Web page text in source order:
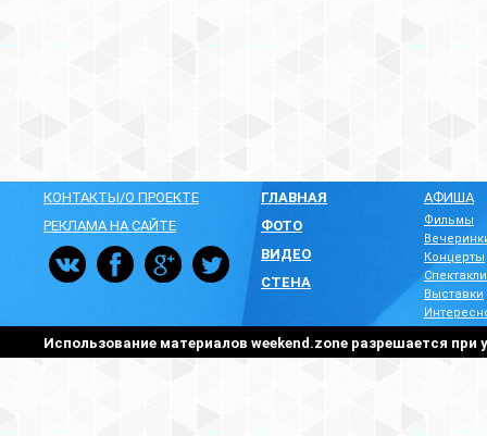
КОНТАКТЫ/О ПРОЕКТЕ
РЕКЛАМА НА САЙТЕ
ГЛАВНАЯ
ФОТО
ВИДЕО
СТЕНА
АФИША
Фильмы
Концерты
Спектакли
Выставки
Использование материалов weekend.zone разрешается